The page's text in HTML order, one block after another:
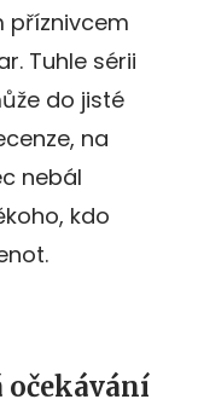
příznivcem
Tuhle sérii
do jisté
na
nebál
kdo
očekávání